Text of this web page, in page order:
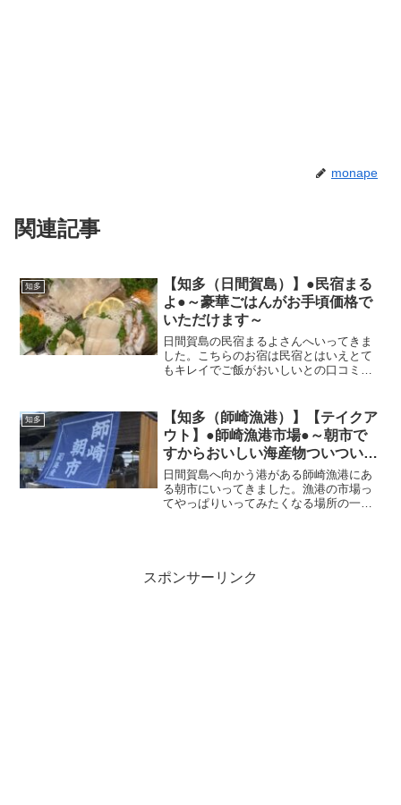
monape
関連記事
知多
【知多（日間賀島）】●民宿まる
よ●～豪華ごはんがお手頃価格で
いただけます～
日間賀島の民宿まるよさんへいってきま
した。こちらのお宿は民宿とはいえとて
もキレイでご飯がおいしいとの口コミが
民宿全体がとてもキレイで清潔感があり
想像する民宿というよりは...
知多
【知多（師崎漁港）】【テイクア
ウト】●師崎漁港市場●～朝市で
すからおいしい海産物ついつい買
っちゃいます～
日間賀島へ向かう港がある師崎漁港にあ
る朝市にいってきました。漁港の市場っ
てやっぱりいってみたくなる場所の一つ
スポンサーリンク